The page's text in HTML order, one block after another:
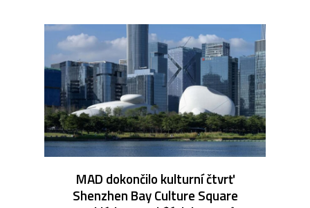
MAD dokončilo kulturní čtvrť
Shenzhen Bay Culture Square